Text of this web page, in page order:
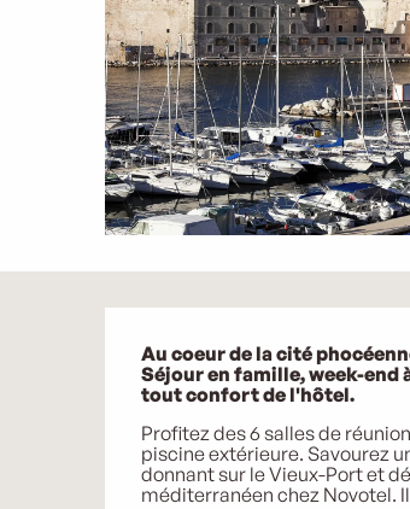
Description
Au coeur de la cité
Séjour en famille, week-end
tout confort de l'hôtel.
Profitez des 6 salles de
piscine extérieure. Savourez
donnant sur le Vieux-Port et
méditerranéen chez Novotel.